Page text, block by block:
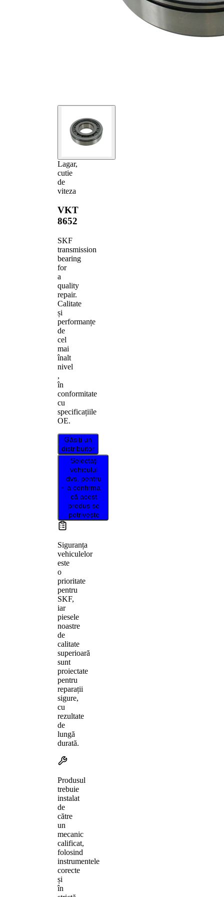
Lagar,
cutie
de
viteza
VKT
8652
SKF
transmission
bearing
for
a
quality
repair.
Calitate
și
performanțe
de
cel
mai
înalt
nivel
,
în
conformitate
cu
specificațiile
OE.
Găsiți un
distribuitor
Selectați
vehiculul
dvs. pentru
a confirma
că acest
produs se
potrivește
Siguranța
vehiculelor
este
o
prioritate
pentru
SKF,
iar
piesele
noastre
de
calitate
superioară
sunt
proiectate
pentru
reparații
sigure,
cu
rezultate
de
lungă
durată.
Produsul
trebuie
instalat
de
către
un
mecanic
calificat,
folosind
instrumentele
corecte
și
în